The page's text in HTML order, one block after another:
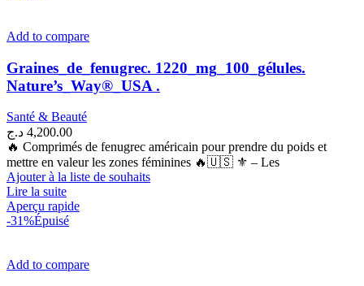
Add to compare
Graines_de_fenugrec. 1220_mg_100_gélules.
Nature’s_Way®_USA .
Santé & Beauté
4,200.00 د.ج
🔥 Comprimés de fenugrec américain pour prendre du poids et
mettre en valeur les zones féminines 🔥🇺🇸 ⚜ – Les
Ajouter à la liste de souhaits
Lire la suite
Aperçu rapide
-31%Épuisé
Add to compare